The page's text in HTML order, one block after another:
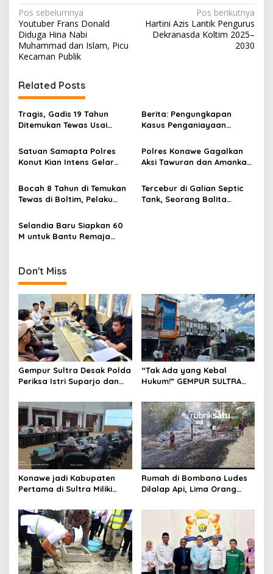
N
a
v
g
a
s
p
o
s
Pos sebelumnya
Youtuber Frans Donald
Diduga Hina Nabi
Muhammad dan Islam, Picu
Kecaman Publik
Pos berikutnya
Hartini Azis Lantik Pengurus
Dekranasda Koltim 2025–
2030
Related Posts
Tragis, Gadis 19 Tahun
Ditemukan Tewas Usai
Teluk Kendari
Berita: Pengungkapan
Kasus Penganiayaan
Konawe
Satuan Samapta Polres
Konut Kian Intens Gelar
Presisi
Polres Konawe Gagalkan
Aksi Tawuran dan Amankan
Bocah 8 Tahun di Temukan
Tewas di Boltim, Pelaku
Tercebur di Galian Septic
Tank, Seorang Balita
Selandia Baru Siapkan 60
M untuk Bantu Remaja
Don't Miss
Gempur Sultra Desak Polda
Periksa Istri Suparjo dan
Kasus Tambang Ilegal
“Tak Ada yang Kebal
Hukum!” GEMPUR SULTRA
Tanawali dan PT
Tadisangka, Siap Kuasai
Lahan Puuwatu
Konawe jadi Kabupaten
Pertama di Sultra Miliki
Digital, DPRD Restui
Anggaran Rp200 Juta
Rumah di Bombana Ludes
Dilalap Api, Lima Orang
Dunia